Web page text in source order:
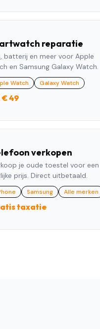
reparatie
batterij en meer voor Apple
en Samsung Galaxy Watch.
Watch Galaxy Watch
€ 49
verkopen
je oude toestel voor een
prijs. Direct uitbetaald.
Samsung Alle merken
taxatie